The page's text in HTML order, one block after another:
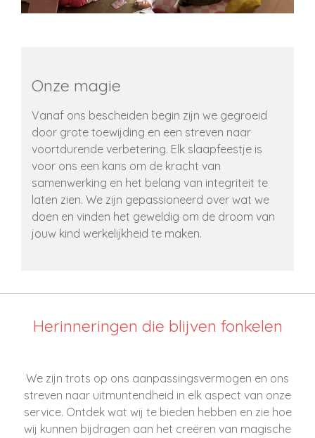
Onze magie
Vanaf ons bescheiden begin zijn we gegroeid
door grote toewijding en een streven naar
voortdurende verbetering. Elk slaapfeestje is
voor ons een kans om de kracht van
samenwerking en het belang van integriteit te
laten zien. We zijn gepassioneerd over wat we
doen en vinden het geweldig om de droom van
jouw kind werkelijkheid te maken.
Herinneringen die blijven fonkelen
We zijn trots op ons aanpassingsvermogen en ons
streven naar uitmuntendheid in elk aspect van onze
service. Ontdek wat wij te bieden hebben en zie hoe
wij kunnen bijdragen aan het creëren van magische